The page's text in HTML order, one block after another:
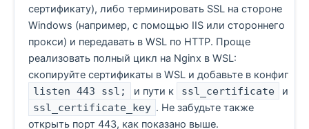
сертификату), либо терминировать SSL на стороне
Windows (например, с помощью IIS или стороннего
прокси) и передавать в WSL по HTTP. Проще
реализовать полный цикл на Nginx в WSL:
скопируйте сертификаты в WSL и добавьте в конфиг
listen 443 ssl; и пути к ssl_certificate и
ssl_certificate_key . Не забудьте также
открыть порт 443, как показано выше.